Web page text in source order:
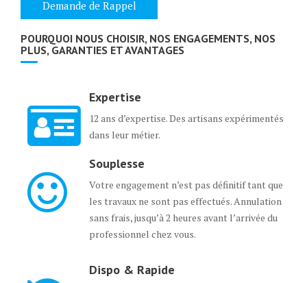
POURQUOI NOUS CHOISIR, NOS ENGAGEMENTS, NOS
PLUS, GARANTIES ET AVANTAGES
Expertise
12 ans d’expertise. Des artisans expérimentés
dans leur métier.
Souplesse
Votre engagement n’est pas définitif tant que
les travaux ne sont pas effectués. Annulation
sans frais, jusqu’à 2 heures avant l’arrivée du
professionnel chez vous.
Dispo & Rapide